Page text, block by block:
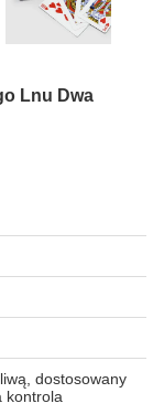
Lnu Dwa
dostosowany
kontrola